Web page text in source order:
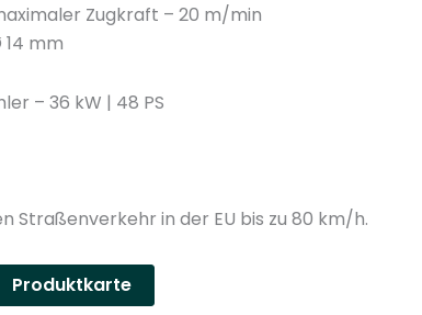
Zugkraft – 20 m/min
mm
– 36 kW | 48 PS
Straßenverkehr in der EU bis zu 80 km/h.
Produktkarte